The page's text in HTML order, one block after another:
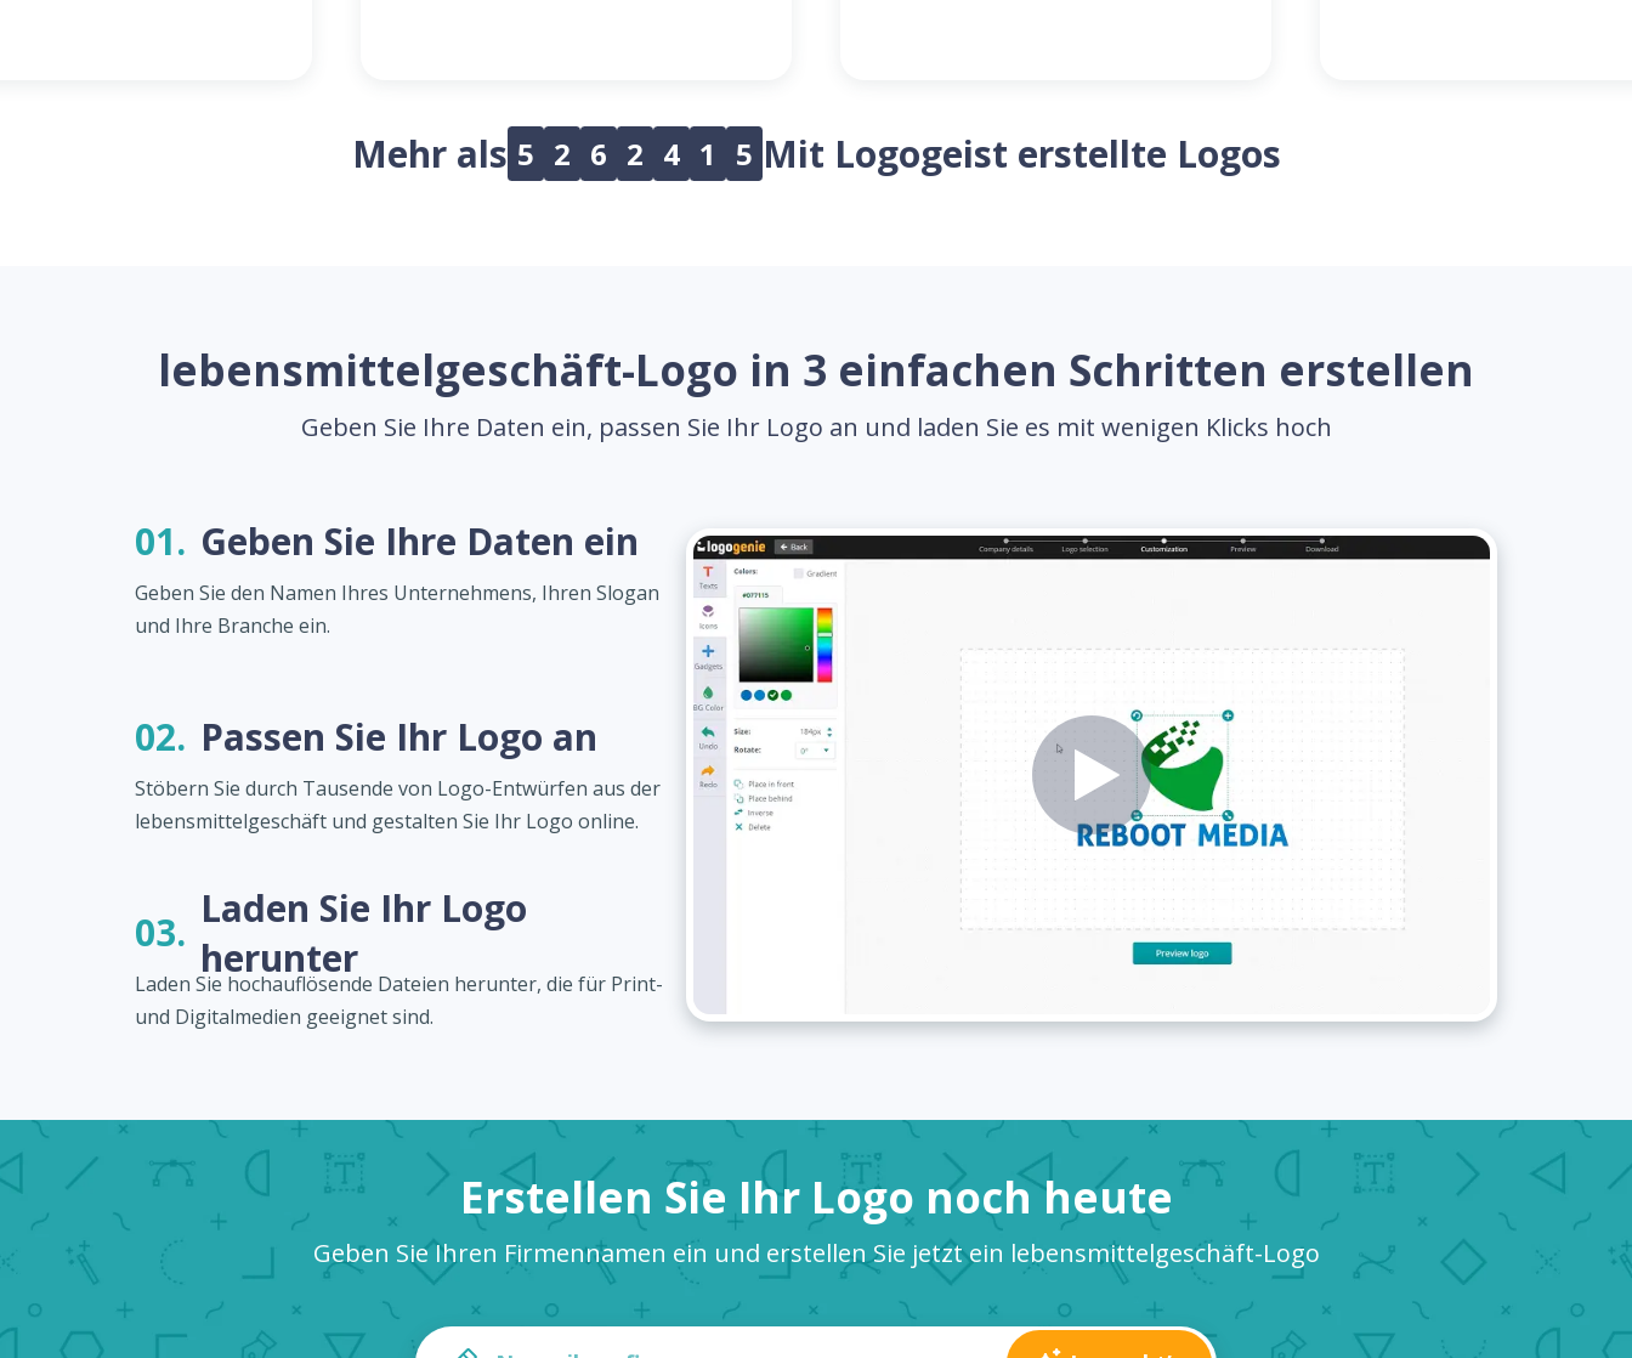
Mehr als 5 2 6 2 4 1 5 Mit Logogeist erstellte Logos
lebensmittelgeschäft-Logo in 3 einfachen Schritten erstellen
Geben Sie Ihre Daten ein, passen Sie Ihr Logo an und laden Sie es mit wenigen Klicks hoch
01. Geben Sie Ihre Daten ein
Geben Sie den Namen Ihres Unternehmens, Ihren Slogan
und Ihre Branche ein.
02. Passen Sie Ihr Logo an
Stöbern Sie durch Tausende von Logo-Entwürfen aus der
lebensmittelgeschäft und gestalten Sie Ihr Logo online.
03. Laden Sie Ihr Logo
herunter
Laden Sie hochauflösende Dateien herunter, die für Print-
und Digitalmedien geeignet sind.
Erstellen Sie Ihr Logo noch heute
Geben Sie Ihren Firmennamen ein und erstellen Sie jetzt ein lebensmittelgeschäft-Logo